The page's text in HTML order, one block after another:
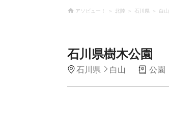
アソビュー！ 北陸 石川県 白山
石川県樹木公園
石川県 白山 公園